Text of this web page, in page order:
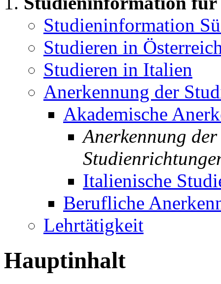
Studieninformation
Studieren in
Studieren in Italien
Anerkennung der
Akademische
Anerkennung
Italienische
Berufliche
Lehrtätigkeit
Hauptinhalt